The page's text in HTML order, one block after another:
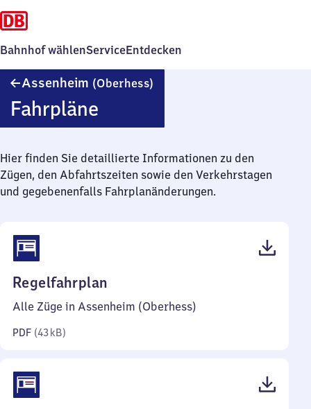
Bahnhof wählenServiceEntdecken
Assenheim (Oberhess)
Fahrpläne
Hier finden Sie detaillierte Informationen zu den
Zügen, den Abfahrtszeiten sowie den Verkehrstagen
und gegebenenfalls Fahrplanänderungen.
Regelfahrplan
43
Alle Züge in Assenheim (Oberhess)
PDF (43 kB)